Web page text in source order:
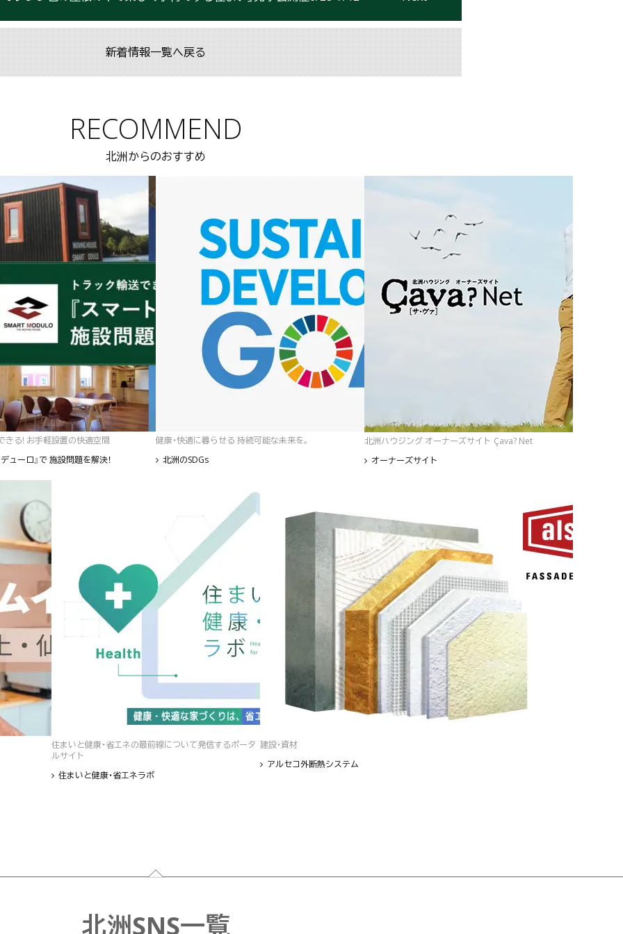
新着情報一覧へ戻る
RECOMMEND
北洲からのおすすめ
きる! お手軽設置の快適空間
ューロ』で 施設問題を解決！
健康・快適に暮らせる 持続可能な未来を。
北洲のSDGs
北洲ハウジング オーナーズサイト Çava? Net
オーナーズサイト
住まいと健康・省エネの最前線について発信するポータ
ルサイト
住まいと健康・省エネラボ
建設・資材
アルセコ外断熱システム
北洲SNS一覧